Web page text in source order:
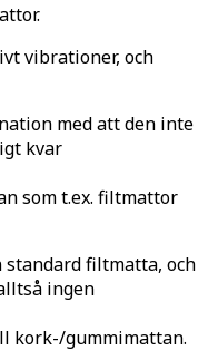
vibrationer, och
med att den inte
kvar
som t.ex. filtmattor
standard filtmatta, och
ingen
kork-/gummimattan.